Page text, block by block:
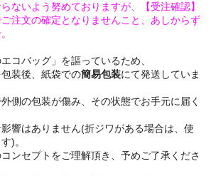
ないよう努めておりますが、【受注確認】
注文の確定となりませんこと、あしからず
コバッグ」を謳っているため、
装後、紙袋での簡易包装にて発送していま
側の包装が傷み、その状態でお手元に届く
響はありません(折ジワがある場合は、使
)。
ンセプトをご理解頂き、予めご了承くださ